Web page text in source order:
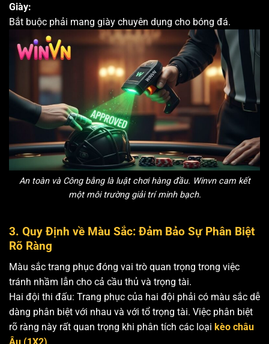
Giày:
Bắt buộc phải mang giày chuyên dụng cho bóng đá.
An toàn và Công bằng là luật chơi hàng đầu. Winvn cam kết
một môi trường giải trí minh bạch.
3. Quy Định về Màu Sắc: Đảm Bảo Sự Phân Biệt
Rõ Ràng
Màu sắc trang phục đóng vai trò quan trọng trong việc
tránh nhầm lẫn cho cả cầu thủ và trọng tài.
Hai đội thi đấu: Trang phục của hai đội phải có màu sắc dễ
dàng phân biệt với nhau và với tổ trọng tài. Việc phân biệt
rõ ràng này rất quan trọng khi phân tích các loại kèo châu
Âu (1X2)